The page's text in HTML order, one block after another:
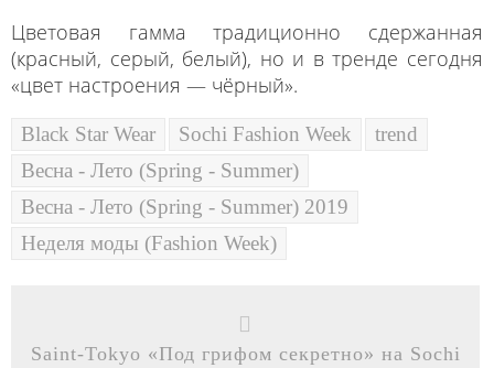
Цветовая гамма традиционно сдержанная
(красный, серый, белый), но и в тренде сегодня
«цвет настроения — чёрный».
Black Star Wear Sochi Fashion Week
trend
Весна - Лето (Spring - Summer)
Весна - Лето (Spring - Summer) 2019
Неделя моды (Fashion Week)
Saint-Tokyo «Под грифом секретно» на Sochi